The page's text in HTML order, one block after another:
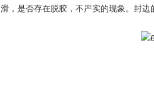
滑，是否存在脱胶，不严实的现象。封边